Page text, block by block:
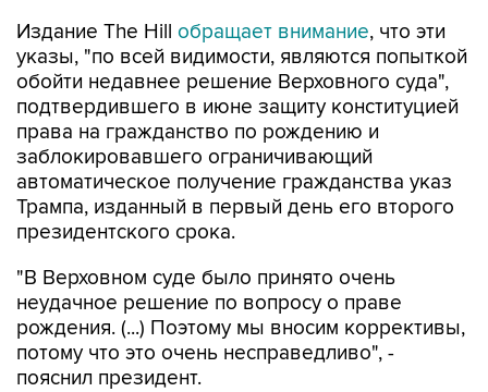
Издание The Hill обращает внимание, что эти
указы, "по всей видимости, являются попыткой
обойти недавнее решение Верховного суда",
подтвердившего в июне защиту конституцией
права на гражданство по рождению и
заблокировавшего ограничивающий
автоматическое получение гражданства указ
Трампа, изданный в первый день его второго
президентского срока.
"В Верховном суде было принято очень
неудачное решение по вопросу о праве
рождения. (...) Поэтому мы вносим коррективы,
потому что это очень несправедливо", -
пояснил президент.